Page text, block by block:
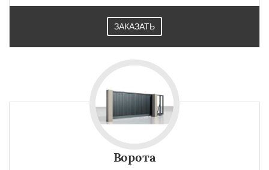
ЗАКАЗАТЬ
Ворота